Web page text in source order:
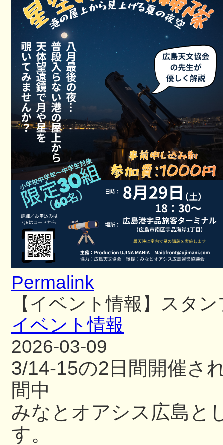
Permalink
【イベント情報】スタ
イベント情報
2026-03-09
3/14-15の2日間開催さ
間中
みなとオアシス広島と
す。